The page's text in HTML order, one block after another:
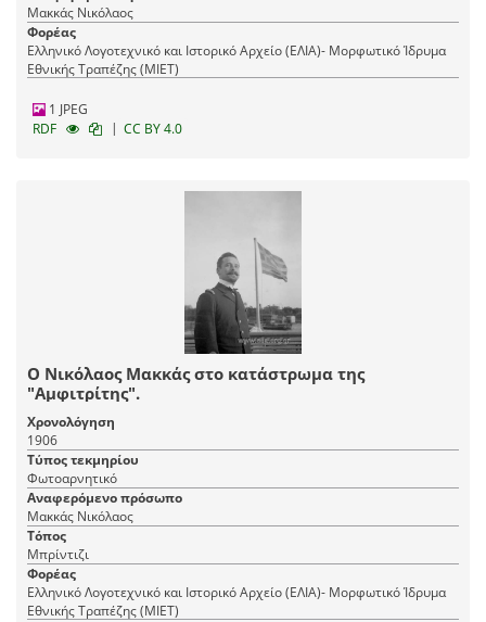
Μακκάς Νικόλαος
Φορέας
Ελληνικό Λογοτεχνικό και Ιστορικό Αρχείο (ΕΛΙΑ)- Μορφωτικό Ίδρυμα
Εθνικής Τραπέζης (ΜΙΕΤ)
1 JPEG
RDF
| CC BY 4.0
Ο Νικόλαος Μακκάς στο κατάστρωμα της
"Αμφιτρίτης".
Χρονολόγηση
1906
Τύπος τεκμηρίου
Φωτοαρνητικό
Αναφερόμενο πρόσωπο
Μακκάς Νικόλαος
Τόπος
Μπρίντιζι
Φορέας
Ελληνικό Λογοτεχνικό και Ιστορικό Αρχείο (ΕΛΙΑ)- Μορφωτικό Ίδρυμα
Εθνικής Τραπέζης (ΜΙΕΤ)